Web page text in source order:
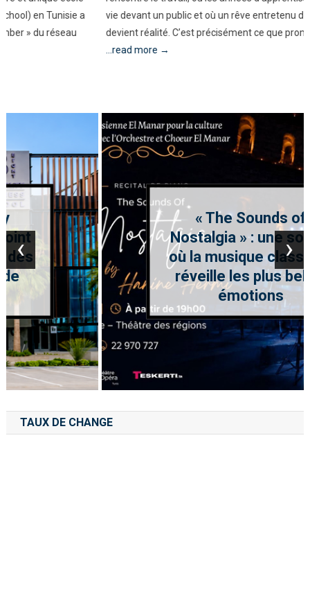
vie devant un public et où un rêve entretenu depuis l’enfance
devient réalité. C’est précisément ce que promet « The Sounds
« The Sounds of
Nostalgia » : une soirée
où la musique classique
réveille les plus belles
émotions
‹ ›
TAUX DE CHANGE